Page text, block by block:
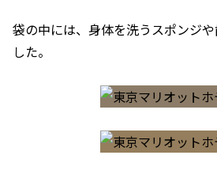
袋の中には、身体を洗うスポンジ
した。